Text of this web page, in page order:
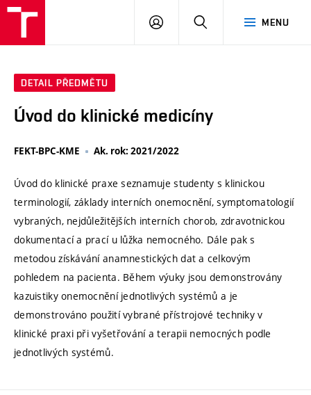
MENU
PŘIHLÁSIT
DETAIL PŘEDMĚTU
Úvod do klinické medicíny
FEKT-BPC-KME Ak. rok: 2021/2022
Úvod do klinické praxe seznamuje studenty s klinickou
terminologií, základy interních onemocnění, symptomatologií
vybraných, nejdůležitějších interních chorob, zdravotnickou
dokumentací a prací u lůžka nemocného. Dále pak s
metodou získávání anamnestických dat a celkovým
pohledem na pacienta. Během výuky jsou demonstrovány
kazuistiky onemocnění jednotlivých systémů a je
demonstrováno použití vybrané přístrojové techniky v
klinické praxi při vyšetřování a terapii nemocných podle
jednotlivých systémů.